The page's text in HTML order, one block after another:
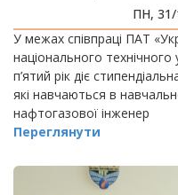
ПН, 31/
У межах співпраці ПАТ
національного
п’ятий рік діє
які навчаються в
нафтогазової інженер
Переглянути